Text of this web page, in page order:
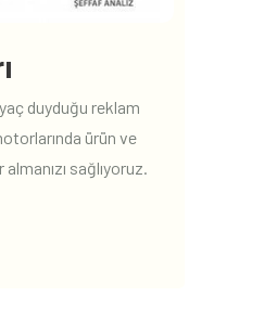
duyduğu reklam
ürün ve
sağlıyoruz.